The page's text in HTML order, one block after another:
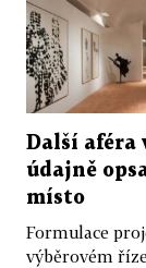
Další aféra
údajně
místo
Formulace
výběrovém